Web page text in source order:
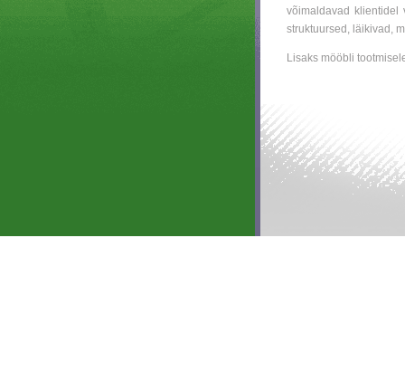
võimaldavad
struktuursed, läikivad,
Lisaks mööbli